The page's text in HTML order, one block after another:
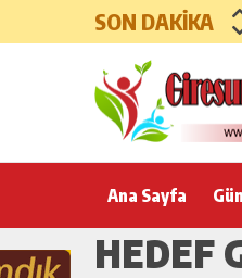
SON DAKİKA
Ana Sayfa
HEDEF